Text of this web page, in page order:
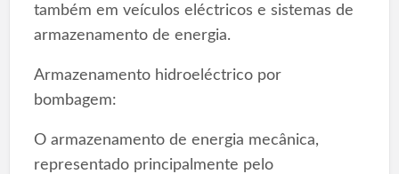
também em veículos eléctricos e sistemas de
armazenamento de energia.
Armazenamento hidroeléctrico por
bombagem:
O armazenamento de energia mecânica,
representado principalmente pelo